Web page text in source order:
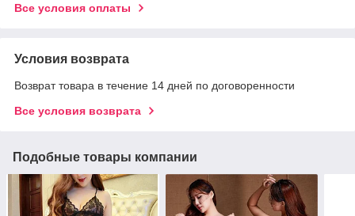
Все условия оплаты
Условия возврата
Возврат товара в течение 14 дней по договоренности
Все условия возврата
Подобные товары компании